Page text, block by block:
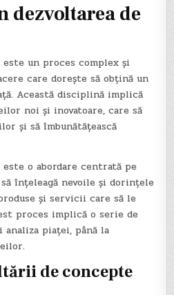
dezvoltarea de
un proces complex și
care dorește să obțină un
Această disciplină implică
noi și inovatoare, care să
și să îmbunătățească
o abordare centrată pe
înțeleagă nevoile și dorințele
și servicii care să le
proces implică o serie de
analiza piaței, până la
de concepte